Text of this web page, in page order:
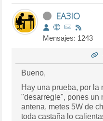
EA3IO
Mensajes: 1243
Bueno,
Hay una prueba, por la
"desarregle", pones un
antena, metes 5W de
toda castaña lo